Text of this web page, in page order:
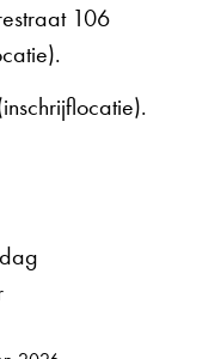
106